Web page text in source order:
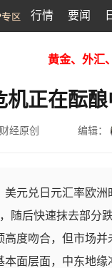
行情 要闻
黄金、外汇
机正在酝
经原创 编辑：
美元兑日元汇率欧
随后快速抹去部
高度吻合，但市场
本面层面，中东地